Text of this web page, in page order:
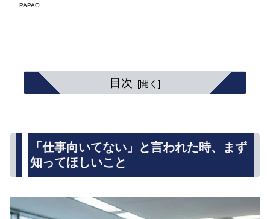
PAPAO
目次
「仕事向いてない」と言われた時、まず
知ってほしいこと